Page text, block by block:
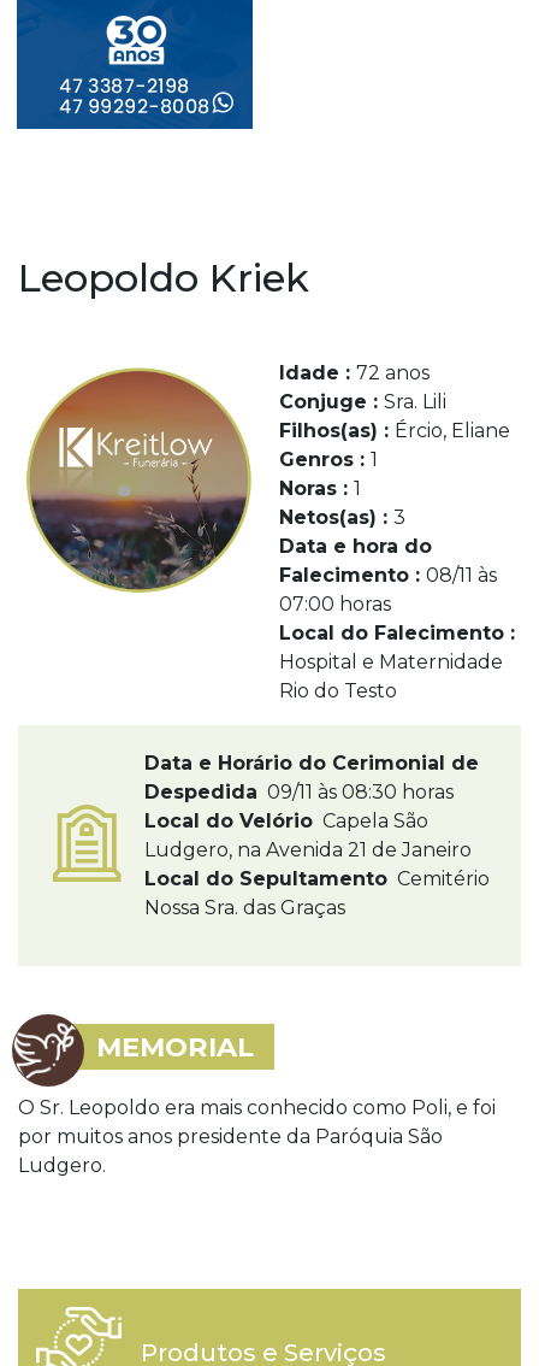
Leopoldo Kriek
Idade : 72 anos
Conjuge : Sra. Lili
Filhos(as) : Ércio, Eliane
Genros : 1
Noras : 1
Netos(as) : 3
Data e hora do
Falecimento : 08/11 às
07:00 horas
Local do Falecimento :
Hospital e Maternidade
Rio do Testo
Data e Horário do Cerimonial de
Despedida 09/11 às 08:30 horas
Local do Velório Capela São
Ludgero, na Avenida 21 de Janeiro
Local do Sepultamento Cemitério
Nossa Sra. das Graças
MEMORIAL
O Sr. Leopoldo era mais conhecido como Poli, e foi
por muitos anos presidente da Paróquia São
Ludgero.
Produtos e Serviços